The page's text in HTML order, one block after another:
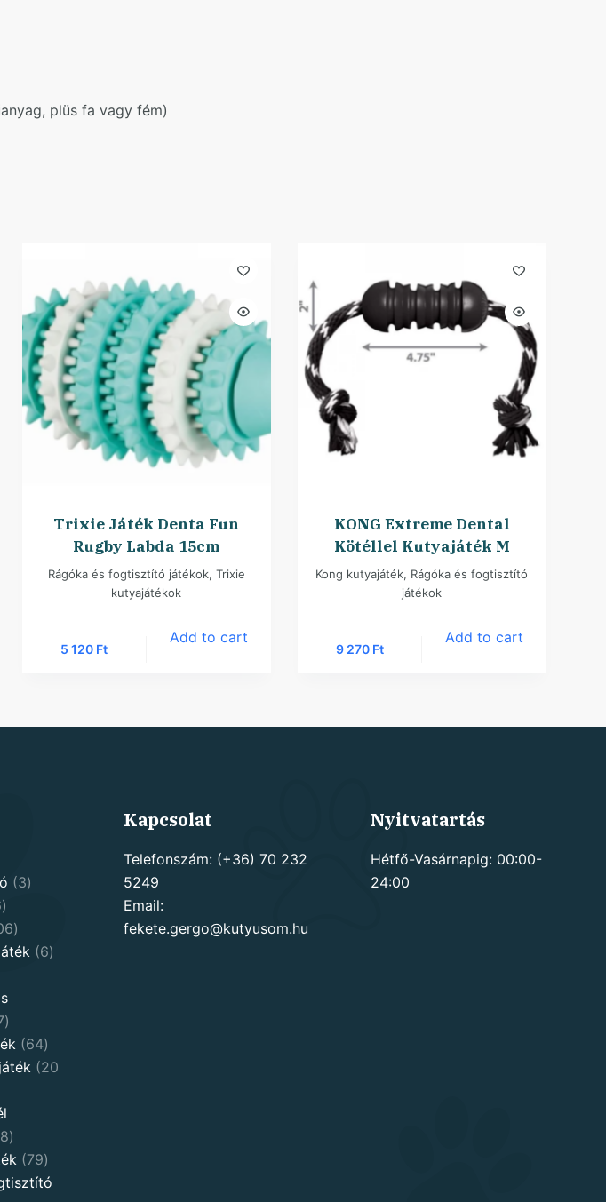
plüs fa vagy fém)
Trixie Játék Denta Fun
Rugby Labda 15cm
Rágóka és fogtisztító játékok, Trixie
kutyajátékok
5 120 Ft
Add to cart
KONG Extreme Dental
Kötéllel Kutyajáték M
Kong kutyajáték, Rágóka és fogtisztító
játékok
9 270 Ft
Add to cart
33
6
products
406
products
66
47
products
6464
products
20
118
products
7979
products
Kapcsolat
Telefonszám: (+36) 70 232
5249
Email:
fekete.gergo@kutyusom.hu
Nyitvatartás
Hétfő-Vasárnapig: 00:00-
24:00